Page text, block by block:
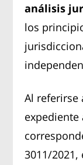
análisis
los
Al referirse
expediente
3011/